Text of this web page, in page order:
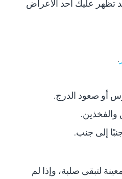
تظهر عليك أحد الأعراض
.
أو صعود الدرج.
إلى جنب.
لتبقى صلبة، وإذا لم